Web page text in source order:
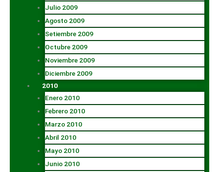
Julio 2009
Agosto 2009
Setiembre 2009
Octubre 2009
Noviembre 2009
Diciembre 2009
2010
Enero 2010
Febrero 2010
Marzo 2010
Abril 2010
Mayo 2010
Junio 2010